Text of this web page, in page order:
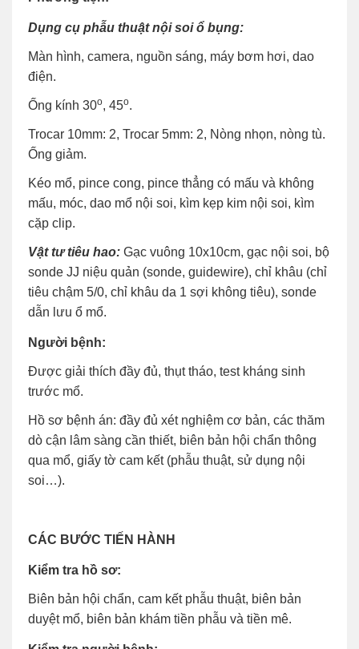
Dụng cụ phẫu thuật nội soi ổ bụng:
Màn hình, camera, nguồn sáng, máy bơm hơi, dao
điện.
Ống kính 30o, 45o.
Trocar 10mm: 2, Trocar 5mm: 2, Nòng nhọn, nòng tù.
Ống giảm.
Kéo mổ, pince cong, pince thẳng có mấu và không
mấu, móc, dao mổ nội soi, kìm kẹp kim nội soi, kìm
cặp clip.
Vật tư tiêu hao: Gạc vuông 10x10cm, gạc nội soi, bộ
sonde JJ niệu quản (sonde, guidewire), chỉ khâu (chỉ
tiêu chậm 5/0, chỉ khâu da 1 sợi không tiêu), sonde
dẫn lưu ổ mổ.
Người bệnh:
Được giải thích đầy đủ, thụt tháo, test kháng sinh
trước mổ.
Hồ sơ bệnh án: đầy đủ xét nghiệm cơ bản, các thăm
dò cận lâm sàng cần thiết, biên bản hội chẩn thông
qua mổ, giấy tờ cam kết (phẫu thuật, sử dụng nội
soi…).
CÁC BƯỚC TIẾN HÀNH
Kiểm tra hồ sơ:
Biên bản hội chẩn, cam kết phẫu thuật, biên bản
duyệt mổ, biên bản khám tiền phẫu và tiền mê.